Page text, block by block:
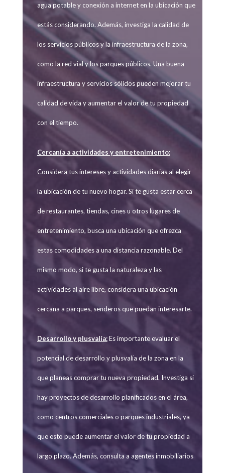
agua potable y conexión a internet en la ubicación que
estás considerando. Además, investiga la calidad de
los servicios públicos y la infraestructura de la zona,
como la red vial y los parques públicos. Una buena
infraestructura y servicios sólidos pueden mejorar tu
calidad de vida y aumentar el valor de tu propiedad
con el tiempo.
Cercanía a actividades y entretenimiento:
Considera tus intereses y actividades diarias al elegir
la ubicación de tu nuevo hogar. Si te gusta estar cerca
de restaurantes, tiendas, cines u otros lugares de
entretenimiento, busca una ubicación que ofrezca
estas comodidades a una distancia razonable. Del
mismo modo, si te gusta la naturaleza y las
actividades al aire libre, considera una ubicación
cercana a parques, senderos que puedan interesarte.
Desarrollo y plusvalía:Es importante evaluar el
potencial de desarrollo y plusvalía de la zona en la
que planeas comprar tu nueva propiedad. Investiga si
hay proyectos de desarrollo planificados en el área,
como centros comerciales o parques industriales, ya
que esto puede aumentar el valor de tu propiedad a
largo plazo. Además, consulta a agentes inmobiliarios